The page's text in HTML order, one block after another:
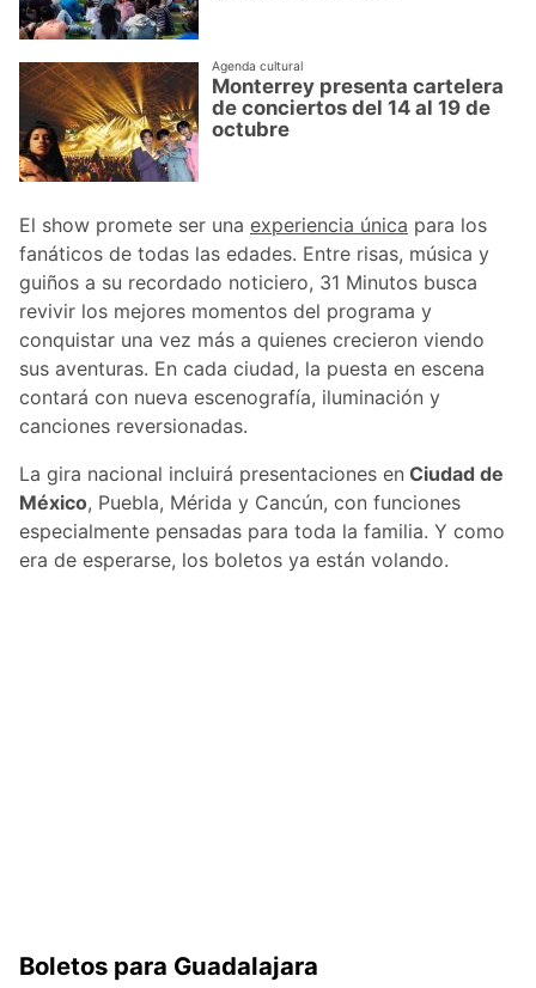
Agenda cultural
Monterrey presenta cartelera
de conciertos del 14 al 19 de
octubre
El show promete ser una experiencia única para los
fanáticos de todas las edades. Entre risas, música y
guiños a su recordado noticiero, 31 Minutos busca
revivir los mejores momentos del programa y
conquistar una vez más a quienes crecieron viendo
sus aventuras. En cada ciudad, la puesta en escena
contará con nueva escenografía, iluminación y
canciones reversionadas.
La gira nacional incluirá presentaciones en Ciudad de
México, Puebla, Mérida y Cancún, con funciones
especialmente pensadas para toda la familia. Y como
era de esperarse, los boletos ya están volando.
Boletos para Guadalajara